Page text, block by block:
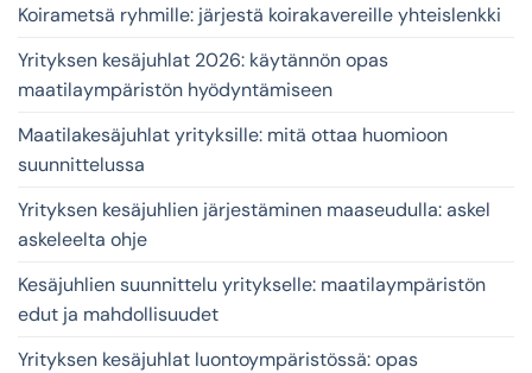
Koirametsä ryhmille: järjestä koirakavereille yhteislenkki
Yrityksen kesäjuhlat 2026: käytännön opas
maatilaympäristön hyödyntämiseen
Maatilakesäjuhlat yrityksille: mitä ottaa huomioon
suunnittelussa
Yrityksen kesäjuhlien järjestäminen maaseudulla: askel
askeleelta ohje
Kesäjuhlien suunnittelu yritykselle: maatilaympäristön
edut ja mahdollisuudet
Yrityksen kesäjuhlat luontoympäristössä: opas